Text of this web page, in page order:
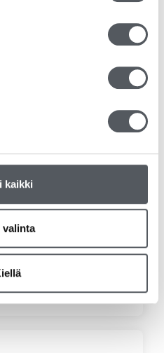
kaikki
valinta
23cm, 500kpl/ltk
49,88€(alv 0%)